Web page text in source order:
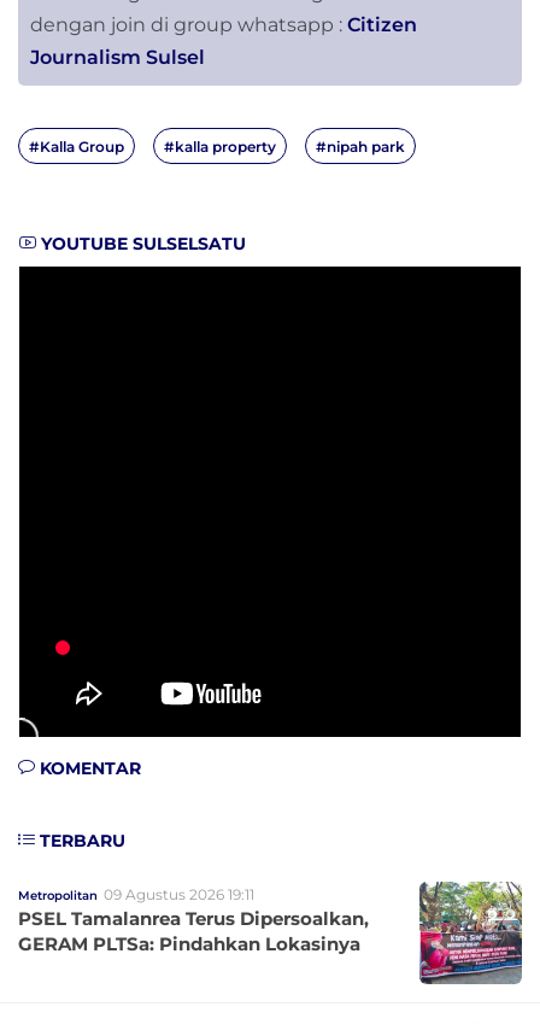
dengan join di group whatsapp : Citizen
Journalism Sulsel
#Kalla Group #kalla property #nipah park
YOUTUBE SULSELSATU
KOMENTAR
TERBARU
Metropolitan 09 Agustus 2026 19:11
PSEL Tamalanrea Terus Dipersoalkan,
GERAM PLTSa: Pindahkan Lokasinya